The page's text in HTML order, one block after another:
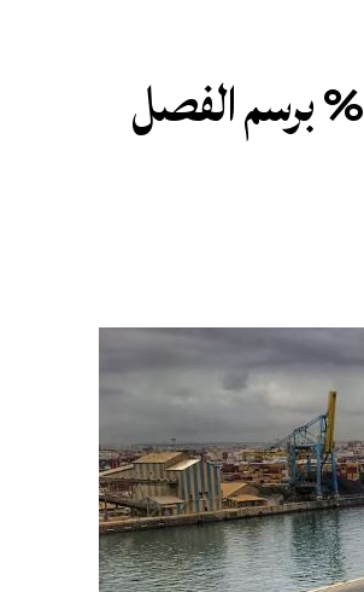
ارتفاع الرواج المينائي بالموانئ المغربية بـ14,4% برسم الفصل